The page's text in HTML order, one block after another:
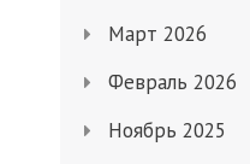
Март 2026
Февраль 2026
Ноябрь 2025